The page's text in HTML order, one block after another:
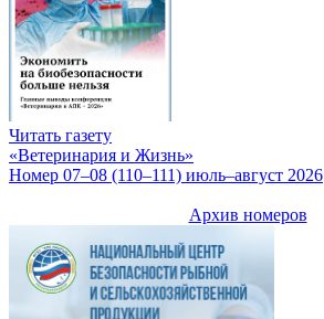
Читать газету
«Ветеринария и Жизнь»
Номер 07–08 (110–111) июль–август 2026
Архив номеров